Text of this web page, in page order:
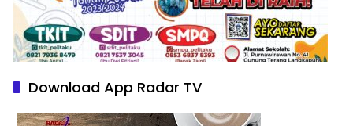
Download App Radar TV